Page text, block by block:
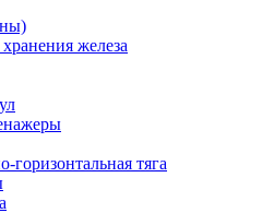
железа
горизонтальная тяга